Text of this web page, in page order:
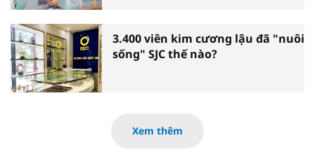
3.400 viên kim cương lậu đã "nuôi
sống" SJC thế nào?
Xem thêm